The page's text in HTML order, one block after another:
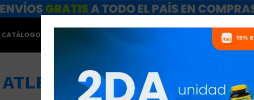
CATÁLOGO NUTRICIONISTAS
DE RESISTENCIA